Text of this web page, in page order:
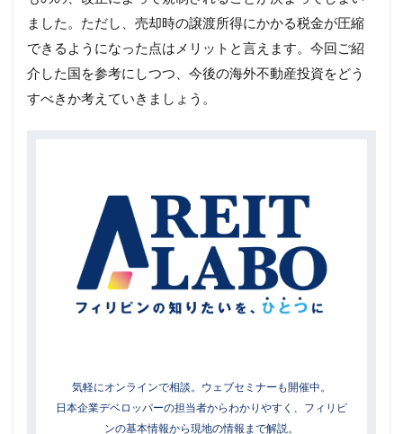
ました。ただし、売却時の譲渡所得にかかる税金が圧縮
できるようになった点はメリットと言えます。今回ご紹
介した国を参考にしつつ、今後の海外不動産投資をどう
すべきか考えていきましょう。
気軽にオンラインで相談。ウェブセミナーも開催中。
日本企業デベロッパーの担当者からわかりやすく、フィリピ
ンの基本情報から現地の情報まで解説。